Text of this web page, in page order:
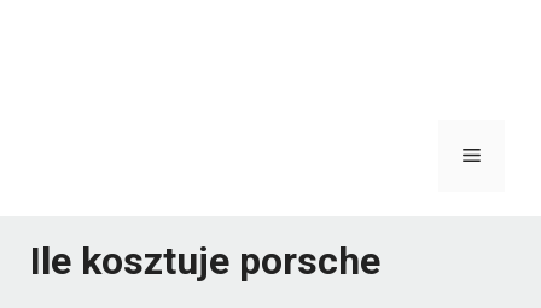
Menu
Ile kosztuje porsche